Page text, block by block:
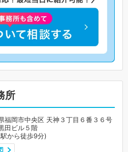
所
福岡市中央区 天神３丁目６番３６号
田ビル５階
から徒歩9分)